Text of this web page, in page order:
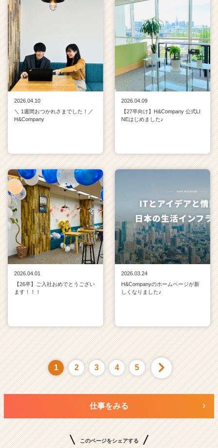
2026.04.10
＼ 1週間おつかれさまでした！／
H&Company
2026.04.09
【27卒向け】H&Company 公式LI
NEはじめました♪
2026.04.01
【26卒】ご入社おめでとうござい
ます！！！
2026.03.24
H&Companyのホームページが新
しくなりました♪
1 2 3 4 5
仕事をみる
このページをシェアする